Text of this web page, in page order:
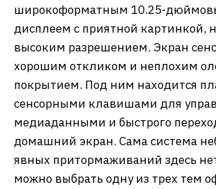
широкоформатным 10.25-
дисплеем с приятной картинкой,
высоким разрешением. Экран
хорошим откликом и неплохим
покрытием. Под ним находится
сенсорными клавишами для
медиаданными и быстрого
домашний экран. Сама система
явных притормаживаний здесь
можно выбрать одну из трех тем